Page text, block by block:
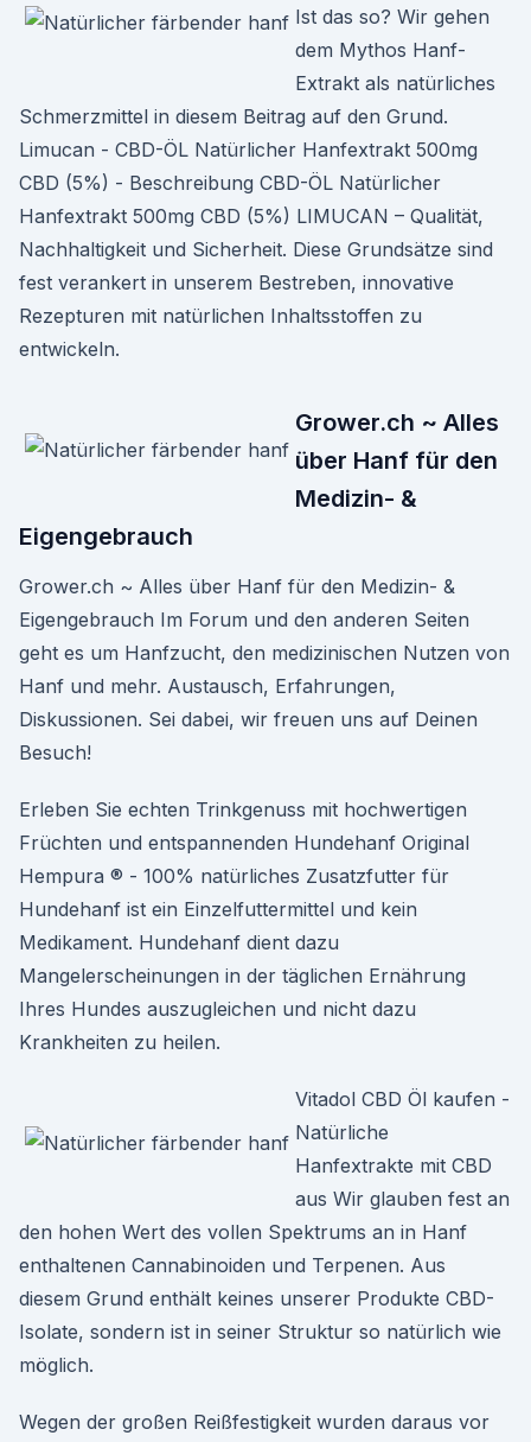
Ist das so? Wir gehen
dem Mythos Hanf-
Extrakt als natürliches
Schmerzmittel in diesem Beitrag auf den Grund.
Limucan - CBD-ÖL Natürlicher Hanfextrakt 500mg
CBD (5%) - Beschreibung CBD-ÖL Natürlicher
Hanfextrakt 500mg CBD (5%) LIMUCAN – Qualität,
Nachhaltigkeit und Sicherheit. Diese Grundsätze sind
fest verankert in unserem Bestreben, innovative
Rezepturen mit natürlichen Inhaltsstoffen zu
entwickeln.
Grower.ch ~ Alles
über Hanf für den
Medizin- &
Eigengebrauch
Grower.ch ~ Alles über Hanf für den Medizin- &
Eigengebrauch Im Forum und den anderen Seiten
geht es um Hanfzucht, den medizinischen Nutzen von
Hanf und mehr. Austausch, Erfahrungen,
Diskussionen. Sei dabei, wir freuen uns auf Deinen
Besuch!
Erleben Sie echten Trinkgenuss mit hochwertigen
Früchten und entspannenden Hundehanf Original
Hempura ® - 100% natürliches Zusatzfutter für
Hundehanf ist ein Einzelfuttermittel und kein
Medikament. Hundehanf dient dazu
Mangelerscheinungen in der täglichen Ernährung
Ihres Hundes auszugleichen und nicht dazu
Krankheiten zu heilen.
Vitadol CBD Öl kaufen -
Natürliche
Hanfextrakte mit CBD
aus Wir glauben fest an
den hohen Wert des vollen Spektrums an in Hanf
enthaltenen Cannabinoiden und Terpenen. Aus
diesem Grund enthält keines unserer Produkte CBD-
Isolate, sondern ist in seiner Struktur so natürlich wie
möglich.
Wegen der großen Reißfestigkeit wurden daraus vor